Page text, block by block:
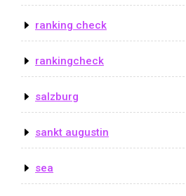
ranking check
rankingcheck
salzburg
sankt augustin
sea